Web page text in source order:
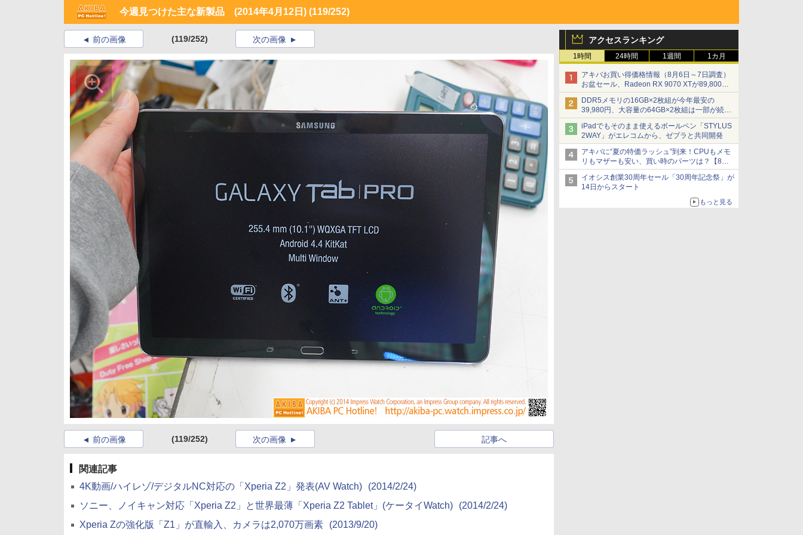
今週見つけた主な新製品 (2014年4月12日) (119/252)
アクセスランキング
1時間 24時間 1週間 1カ月
アキバお買い得価格情報（8月6日～7日調査）
お盆セール、Radeon RX 9070 XTが89,800
円、水平周波数24.8kHz対応の17型モニターが
9,801円、暑さ指数連動セール ほか
DDR5メモリの16GB×2枚組が今年最安の
39,980円、大容量の64GB×2枚組は一部が続騰
[8月前半のメモリ価格]
iPadでもそのまま使えるボールペン「STYLUS
2WAY」がエレコムから、ゼブラと共同開発
アキバに“夏の特価ラッシュ”到来！CPUもメモ
リもマザーも安い、買い時のパーツは？【8月7
日(金)22時配信】
イオシス創業30周年セール「30周年記念祭」が
14日からスタート
もっと見る
前の画像 (119/252) 次の画像
前の画像 (119/252) 記事へ
次の画像
関連記事
4K動画/ハイレゾ/デジタルNC対応の「Xperia Z2」発表(AV Watch)
(2014/2/24)
ソニー、ノイキャン対応「Xperia Z2」と世界最薄「Xperia Z2 Tablet」(ケータイWatch)
(2014/2/24)
Xperia Zの強化版「Z1」が直輸入、カメラは2,070万画素
(2013/9/20)